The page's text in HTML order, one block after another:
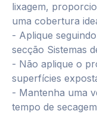
lixagem,
uma cobertura
- Aplique
secção Sistemas
- Não aplique o
superfícies
- Mantenha uma
tempo de